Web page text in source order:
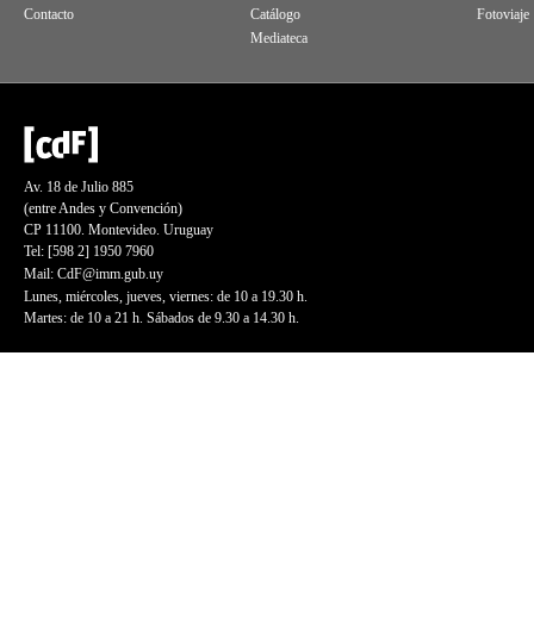
Contacto
Catálogo
Mediateca
Fotoviaje
Av. 18 de Julio 885
(entre Andes y Convención)
CP 11100. Montevideo. Uruguay
Tel: [598 2] 1950 7960
Mail: CdF@imm.gub.uy
Lunes, miércoles, jueves, viernes: de 10 a 19.30 h.
Martes: de 10 a 21 h. Sábados de 9.30 a 14.30 h.